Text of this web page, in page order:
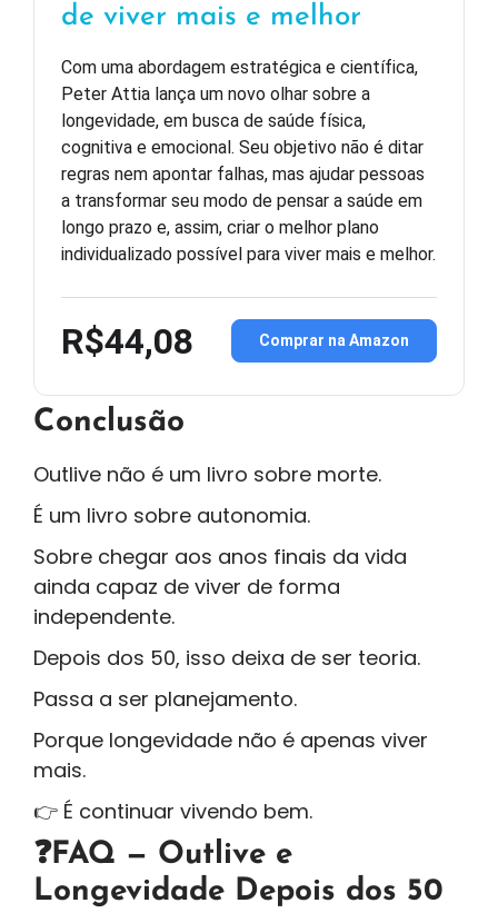
de viver mais e melhor
Com uma abordagem estratégica e científica,
Peter Attia lança um novo olhar sobre a
longevidade, em busca de saúde física,
cognitiva e emocional. Seu objetivo não é ditar
regras nem apontar falhas, mas ajudar pessoas
a transformar seu modo de pensar a saúde em
longo prazo e, assim, criar o melhor plano
individualizado possível para viver mais e melhor.
R$44,08 Comprar na Amazon
Conclusão
Outlive não é um livro sobre morte.
É um livro sobre autonomia.
Sobre chegar aos anos finais da vida
ainda capaz de viver de forma
independente.
Depois dos 50, isso deixa de ser teoria.
Passa a ser planejamento.
Porque longevidade não é apenas viver
mais.
👉 É continuar vivendo bem.
❓FAQ — Outlive e
Longevidade Depois dos 50